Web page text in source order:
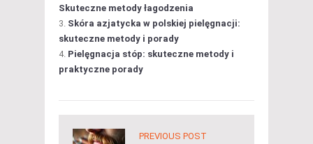
Skuteczne metody łagodzenia
Skóra azjatycka w polskiej pielęgnacji:
skuteczne metody i porady
Pielęgnacja stóp: skuteczne metody i
praktyczne porady
PREVIOUS POST